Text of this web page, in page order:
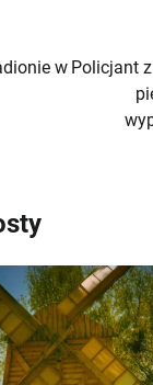
w Policjant